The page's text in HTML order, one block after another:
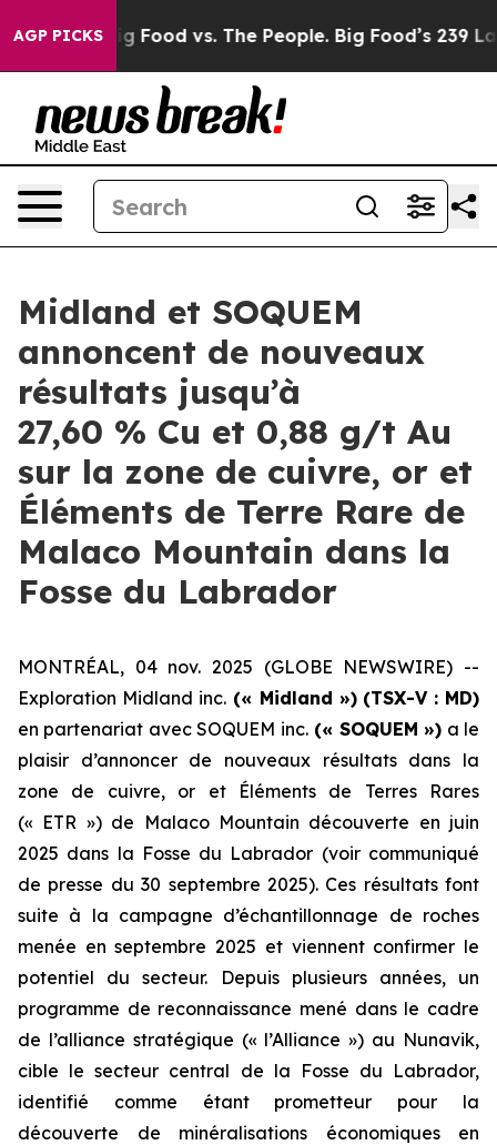
AGP PICKS
Big Food vs. The People. Big Food’s 239 Lawsuits
Midland et SOQUEM
annoncent de nouveaux
résultats jusqu’à
27,60 % Cu et 0,88 g/t Au
sur la zone de cuivre, or et
Éléments de Terre Rare de
Malaco Mountain dans la
Fosse du Labrador
MONTRÉAL, 04 nov. 2025 (GLOBE NEWSWIRE) --
Exploration Midland inc. (« Midland ») (TSX-V : MD)
en partenariat avec SOQUEM inc.(« SOQUEM ») a le
plaisir d’annoncer de nouveaux résultats dans la
zone de cuivre, or et Éléments de Terres Rares
(« ETR ») de Malaco Mountain découverte en juin
2025 dans la Fosse du Labrador (voir communiqué
de presse du 30 septembre 2025). Ces résultats font
suite à la campagne d’échantillonnage de roches
menée en septembre 2025 et viennent confirmer le
potentiel du secteur. Depuis plusieurs années, un
programme de reconnaissance mené dans le cadre
de l’alliance stratégique (« l’Alliance ») au Nunavik,
cible le secteur central de la Fosse du Labrador,
identifié comme étant prometteur pour la
découverte de minéralisations économiques en